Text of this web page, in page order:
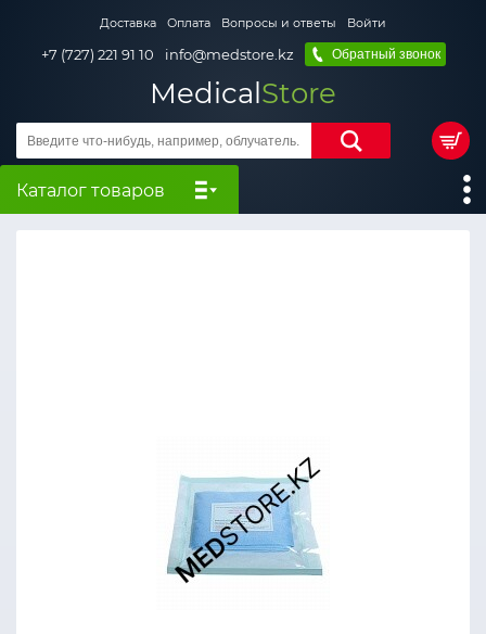
Доставка Оплата Вопросы и ответы Войти
+7 (727) 221 91 10 info@medstore.kz Обратный звонок
MedicalStore
Каталог товаров